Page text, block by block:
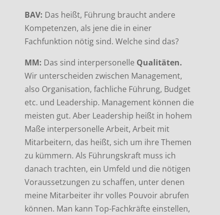
BAV: Das heißt, Führung braucht andere
Kompetenzen, als jene die in einer
Fachfunktion nötig sind. Welche sind das?
MM: Das sind interpersonelle Qualitäten.
Wir unterscheiden zwischen Management,
also Organisation, fachliche Führung, Budget
etc. und Leadership. Management können die
meisten gut. Aber Leadership heißt in hohem
Maße interpersonelle Arbeit, Arbeit mit
Mitarbeitern, das heißt, sich um ihre Themen
zu kümmern. Als Führungskraft muss ich
danach trachten, ein Umfeld und die nötigen
Voraussetzungen zu schaffen, unter denen
meine Mitarbeiter ihr volles Pouvoir abrufen
können. Man kann Top-Fachkräfte einstellen,